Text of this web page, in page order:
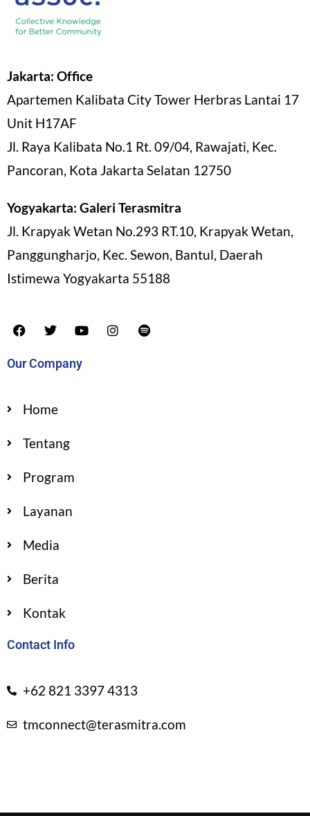
Jakarta: Office
Apartemen Kalibata City Tower Herbras Lantai 17
Unit H17AF
Jl. Raya Kalibata No.1 Rt. 09/04, Rawajati, Kec.
Pancoran, Kota Jakarta Selatan 12750
Yogyakarta: Galeri Terasmitra
Jl. Krapyak Wetan No.293 RT.10, Krapyak Wetan,
Panggungharjo, Kec. Sewon, Bantul, Daerah
Istimewa Yogyakarta 55188
Our Company
Home
Tentang
Program
Layanan
Media
Berita
Kontak
Contact Info
+62 821 3397 4313
tmconnect@terasmitra.com